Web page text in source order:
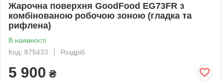
Жарочна поверхня GoodFood EG73FR з
комбінованою робочою зоною (гладка та
рифлена)
В наявності
Код: 875433
Роздріб
5 900 ₴